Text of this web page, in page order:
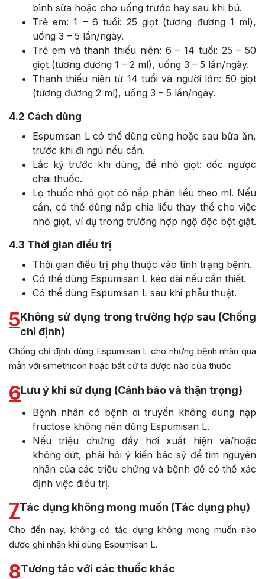
bình sữa hoặc cho uống trước hay sau khi bú.
Trẻ em: 1 – 6 tuổi: 25 giọt (tương đương 1 ml),
uống 3 – 5 lần/ngày.
Trẻ em và thanh thiếu niên: 6 – 14 tuổi: 25 – 50
giọt (tương đương 1 – 2 ml), uống 3 – 5 lần/ngày.
Thanh thiếu niên từ 14 tuổi và người lớn: 50 giọt
(tương đương 2 ml), uống 3 – 5 lần/ngày.
4.2 Cách dùng
Espumisan L có thể dùng cùng hoặc sau bữa ăn,
trước khi đi ngủ nếu cần.
Lắc kỹ trước khi dùng, để nhỏ giọt: dốc ngược
chai thuốc.
Lọ thuốc nhỏ giọt có nắp phân liều theo ml. Nếu
cần, có thể dùng nắp chia liều thay thế cho việc
nhỏ giọt, ví dụ trong trường hợp ngộ độc bột giặt.
4.3 Thời gian điều trị
Thời gian điều trị phụ thuộc vào tình trạng bệnh.
Có thể dùng Espumisan L kéo dài nếu cần thiết.
Có thể dùng Espumisan L sau khi phẫu thuật.
5Không sử dụng trong trường hợp sau (Chống
chỉ định)
Chống chỉ định dùng Espumisan L cho những bệnh nhân quá
mẫn với simethicon hoặc bất cứ tá dược nào của thuốc
6Lưu ý khi sử dụng (Cảnh báo và thận trọng)
Bệnh nhân có bệnh di truyền không dung nạp
fructose không nên dùng Espumisan L.
Nếu triệu chứng đầy hơi xuất hiện và/hoặc
không dứt, phải hỏi ý kiến bác sỹ để tìm nguyên
nhân của các triệu chứng và bệnh để có thể xác
định việc điều trị.
7Tác dụng không mong muốn (Tác dụng phụ)
Cho đến nay, không có tác dụng không mong muốn nào
được ghi nhận khi dùng Espumisan L.
8Tương tác với các thuốc khác